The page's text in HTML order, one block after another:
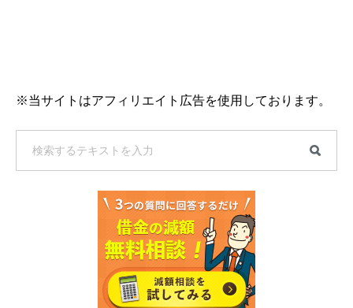
※当サイトはアフィリエイト広告を使用しております。